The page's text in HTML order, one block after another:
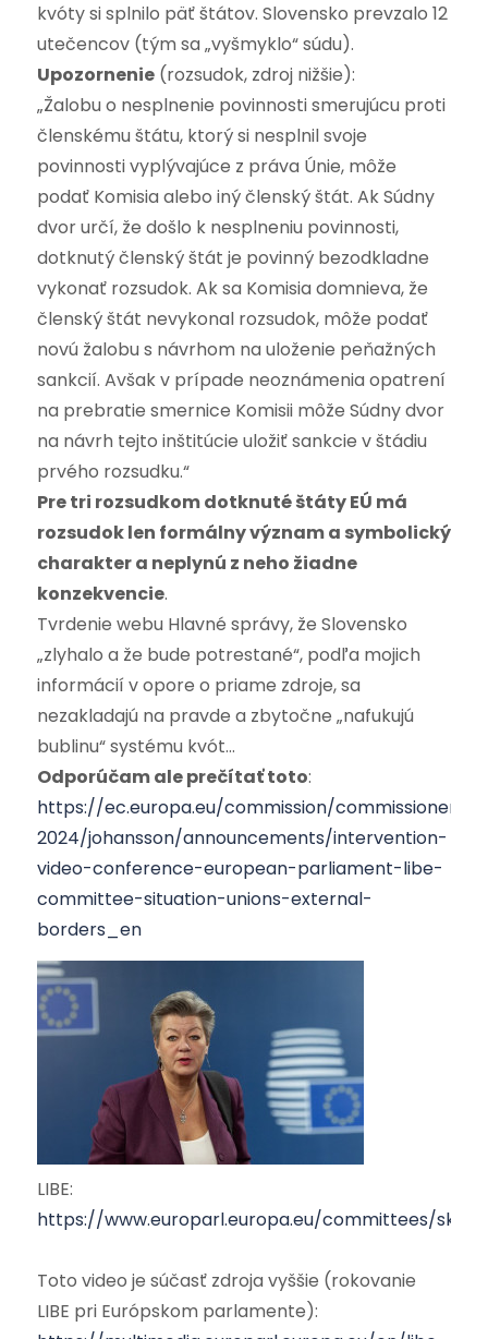
kvóty si splnilo päť štátov. Slovensko prevzalo 12
utečencov (tým sa „vyšmyklo“ súdu).
Upozornenie(rozsudok, zdroj nižšie):
„Žalobu o nesplnenie povinnosti smerujúcu proti
členskému štátu, ktorý si nesplnil svoje
povinnosti vyplývajúce z práva Únie, môže
podať Komisia alebo iný členský štát. Ak Súdny
dvor určí, že došlo k nesplneniu povinnosti,
dotknutý členský štát je povinný bezodkladne
vykonať rozsudok. Ak sa Komisia domnieva, že
členský štát nevykonal rozsudok, môže podať
novú žalobu s návrhom na uloženie peňažných
sankcií. Avšak v prípade neoznámenia opatrení
na prebratie smernice Komisii môže Súdny dvor
na návrh tejto inštitúcie uložiť sankcie v štádiu
prvého rozsudku.“
Pre tri rozsudkom dotknuté štáty EÚ má
rozsudok len formálny význam a symbolický
charakter a neplynú z neho žiadne
konzekvencie.
Tvrdenie webu Hlavné správy, že Slovensko
„zlyhalo a že bude potrestané“, podľa mojich
informácií v opore o priame zdroje, sa
nezakladajú na pravde a zbytočne „nafukujú
bublinu“ systému kvót…
Odporúčam ale prečítať toto:
https://ec.europa.eu/commission/commissioners/
2024/johansson/announcements/intervention-
video-conference-european-parliament-libe-
committee-situation-unions-external-
borders_en
LIBE:
https://www.europarl.europa.eu/committees/sk/
Toto video je súčasť zdroja vyššie (rokovanie
LIBE pri Európskom parlamente):